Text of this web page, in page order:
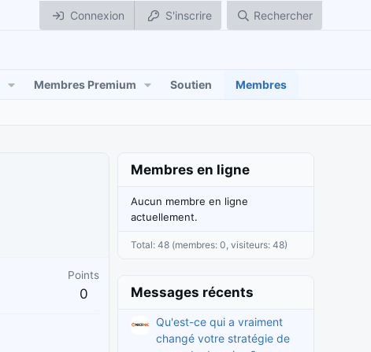
Connexion S'inscrire Rechercher
Membres Premium Soutien Membres
Points
0
Membres en ligne
Aucun membre en ligne
actuellement.
Total: 48 (membres: 0, visiteurs: 48)
Messages récents
Qu'est-ce qui a vraiment
changé votre stratégie de